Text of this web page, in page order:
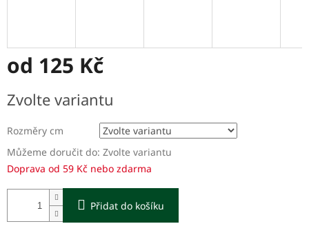
od 125 Kč
cena:
Zvolte variantu
Rozměry cm
Můžeme doručit do: Zvolte variantu
Doprava od 59 Kč nebo zdarma
Přidat do košíku